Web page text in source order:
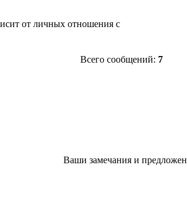
от личных отношения с
Всего сообщений: 7
Ваши замечания и